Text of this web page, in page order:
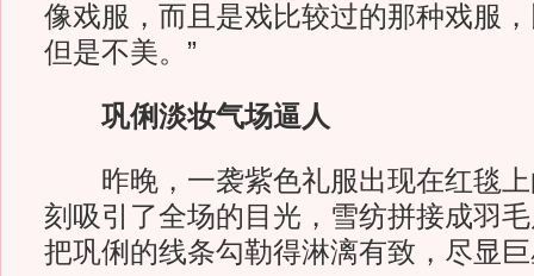
像戏服，而且是戏比较过的那种戏服
但是不美。”
巩俐淡妆气场逼人
昨晚，一袭紫色礼服出现在红毯上
刻吸引了全场的目光，雪纺拼接成羽
把巩俐的线条勾勒得淋漓有致，尽显